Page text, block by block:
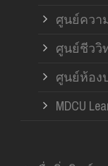
ศูนย์ควา
ศูนย์ชีววิ
ศูนย์ห้อง
MDCU